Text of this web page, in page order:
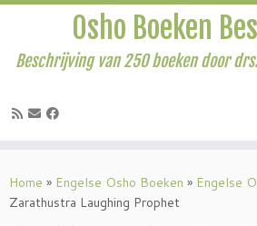
naar
inhoud
Osho Boeken
Beschrijving van 250 boeken door
Home » Engelse Osho Boeken » Engelse
Zarathustra Laughing Prophet